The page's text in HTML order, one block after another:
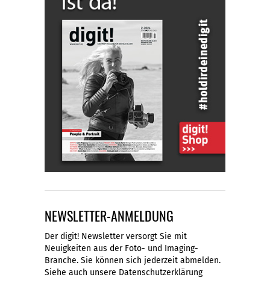
NEWSLETTER-ANMELDUNG
Der digit! Newsletter versorgt Sie mit
Neuigkeiten aus der Foto- und Imaging-
Branche. Sie können sich jederzeit abmelden.
Siehe auch unsere Datenschutzerklärung